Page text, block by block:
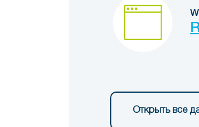
Открыть все